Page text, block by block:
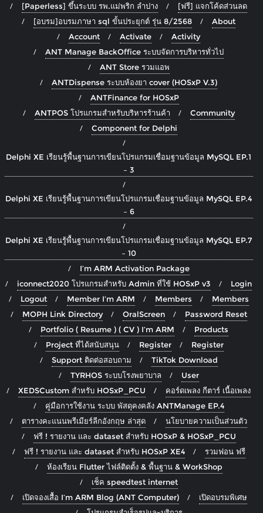
[Paperless] ขึ้นระบบ รพ.แม่พริก ลำปาง
[ฟรี] แจกโค้ดส่วนลด
[อบรม]อบรมภาษา sql ขั้นประยุกต์ รุ่น 8/2568
About
Account
Activate
Activity
ANT Manage BackOffice ระบบจัดการบริหารทั่วไป
ANT Store รวมแอพ
ANTDispense ระบบห้องยา cover (HOSxP V.3)
ANTFinance for HOSxP
ANTPOS โปรแกรมสำหรับบริหารร้านค้า
Community
Component for Delphi
Delphi XE เรียนรู้พื้นฐานการเขียนโปรแกรมเชื่อมฐานข้อมูล MySQL EP.1
– 3
Delphi XE เรียนรู้พื้นฐานการเขียนโปรแกรมเชื่อมฐานข้อมูล MySQL EP.4
– 6
Delphi XE เรียนรู้พื้นฐานการเขียนโปรแกรมเชื่อมฐานข้อมูล MySQL EP.7
– 10
I’m ARM Activation Package
iconnect2020 โปรแกรมสำหรับ Admin ที่ใช้ HOSxP v3
Login
Logout
Member I’m ARM Members
Members
MOPH Link Directory
OralScreen
Password Reset
Portfolio ( Resume ) ( CV ) I’m ARM
Products
Project ที่ได้สนับสนุน
Register
Register
Support ติดต่อสอบถาม
TikTok Download
TYRHOS ระบบโรงพยาบาล
User
XEDSCustom สำหรับ HOSxP_PCU
คอร์ดเพลง กีตาร์ เนื้อเพลง
คู่มือการใช้งาน ระบบ พัสดุคงคลัง ANTManage EP.4
ตารางคะแนนพรีเมียร์ลีกอังกฤษ ล่าสุด
นโยบายความเป็นส่วนตัว
ฟรี ! รายงาน และ dataset สำหรับ HOSxP & HOSxP_PCU
ฟรี ! รายงาน และ dataset สำหรับ HOSxP XE4
รวมฟอน ฟรี
ห้องเรียน Flutter ไฟล์ติดตั้ง & พื้นฐาน & WorkShop
เช็ค speedtest internet
เปิดจองเสื้อ I’m ARM Blog (ANT Computer)
เปิดอบรมพิเศษ